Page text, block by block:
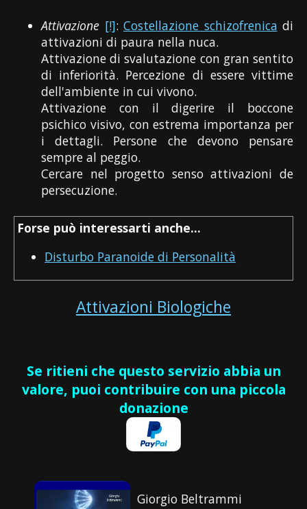
Attivazione [!]: Costellazione schizofrenica di
attivazioni di paura nella nuca.
Attivazione di svalutazione con gran sentito
di inferiorità. Percezione di essere vittime
dell'ambiente in cui vivono.
Attivazione con il digerire il boccone
psichico visivo, con estrema importanza per
i dettagli. Persone che devono pensare
sempre al peggio.
Cercare nel progetto senso attivazioni de
persecuzione.
Forse può interessarti anche...
Disturbo Paranoide di Personalità
Attivazioni Biologiche
Se ritieni che questo servizio abbia un
valore, puoi contribuire con una piccola
donazione
Giorgio Beltrammi